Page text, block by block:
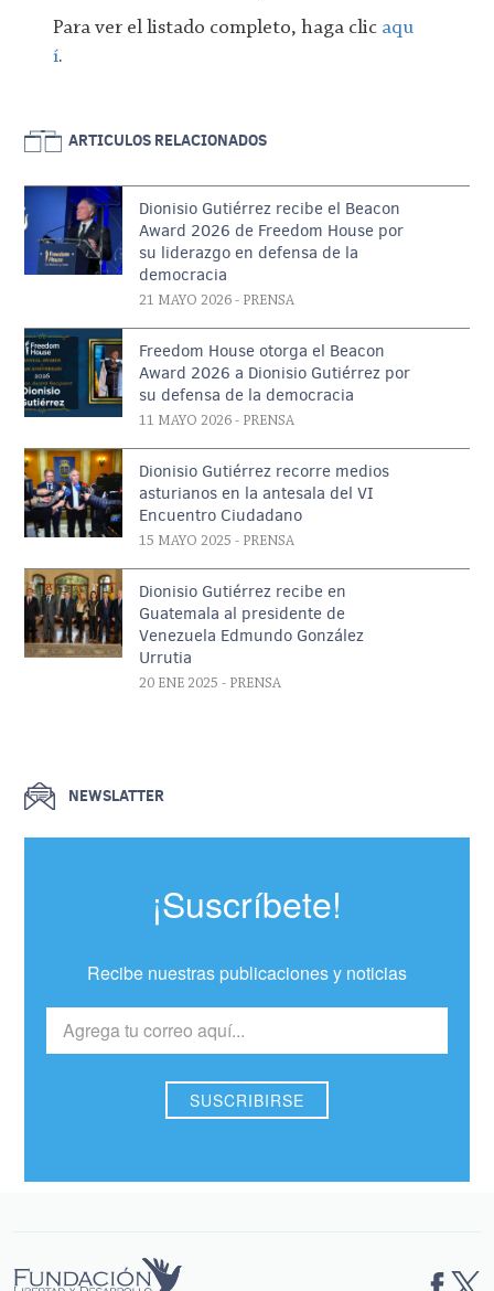
Para ver el listado completo, haga clic aqu
í.
ARTICULOS RELACIONADOS
Dionisio Gutiérrez recibe el Beacon
Award 2026 de Freedom House por
su liderazgo en defensa de la
democracia
21 MAYO 2026 - PRENSA
Freedom House otorga el Beacon
Award 2026 a Dionisio Gutiérrez por
su defensa de la democracia
11 MAYO 2026 - PRENSA
Dionisio Gutiérrez recorre medios
asturianos en la antesala del VI
Encuentro Ciudadano
15 MAYO 2025 - PRENSA
Dionisio Gutiérrez recibe en
Guatemala al presidente de
Venezuela Edmundo González
Urrutia
20 ENE 2025 - PRENSA
NEWSLATTER
¡Suscríbete!
Recibe nuestras publicaciones y noticias